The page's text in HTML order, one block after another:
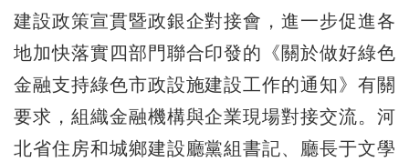
建設政策宣貫暨政銀企對接會，進一步促進各
地加快落實四部門聯合印發的《關於做好綠色
金融支持綠色市政設施建設工作的通知》有關
要求，組織金融機構與企業現場對接交流。河
北省住房和城鄉建設廳黨組書記、廳長于文學